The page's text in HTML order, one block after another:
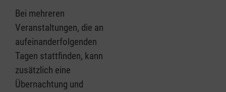
Bei mehreren
Veranstaltungen, die an
aufeinanderfolgenden
Tagen stattfinden, kann
zusätzlich eine
Übernachtung und